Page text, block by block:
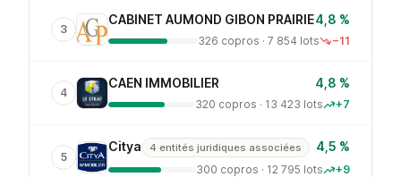
3
CABINET AUMOND GIBON PRAIRIE4,8 %
326 copros · 7 854 lots −11
4
CAEN IMMOBILIER 4,8 %
320 copros · 13 423 lots +7
5
Citya 4 entités juridiques associées 4,5 %
300 copros · 12 795 lots +9